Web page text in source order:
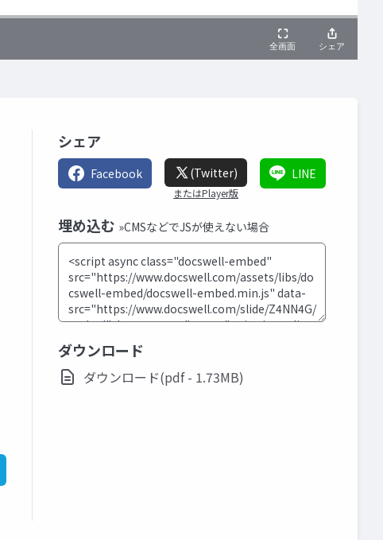
シェア
Facebook (Twitter)
またはPlayer版
LINE
埋め込む »CMSなどでJSが使えない場合
ダウンロード
ダウンロード(pdf - 1.73MB)